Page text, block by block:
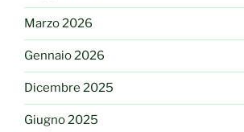
Marzo 2026
Gennaio 2026
Dicembre 2025
Giugno 2025